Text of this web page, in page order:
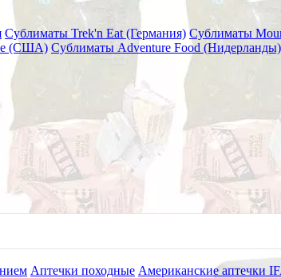
Сублиматы Trek'n Eat (Германия) Сублиматы
(США) Сублиматы Adventure Food (Нидерланды)
Аптечки походные Американские аптечки